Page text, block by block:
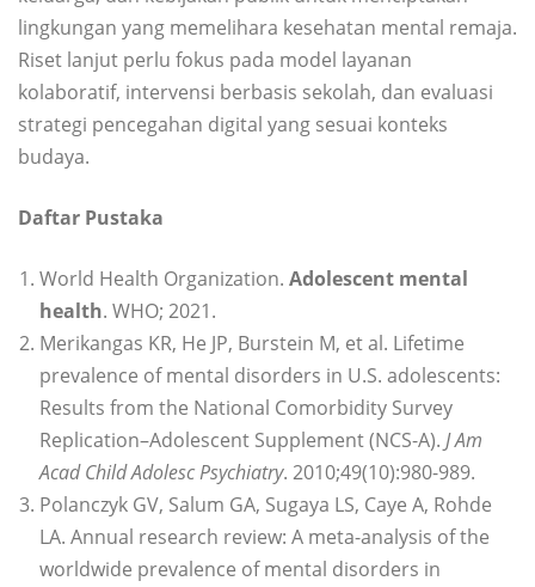
lingkungan yang memelihara kesehatan mental remaja.
Riset lanjut perlu fokus pada model layanan
kolaboratif, intervensi berbasis sekolah, dan evaluasi
strategi pencegahan digital yang sesuai konteks
budaya.
Daftar Pustaka
World Health Organization. Adolescent mental
health. WHO; 2021.
Merikangas KR, He JP, Burstein M, et al. Lifetime
prevalence of mental disorders in U.S. adolescents:
Results from the National Comorbidity Survey
Replication–Adolescent Supplement (NCS-A). J Am
Acad Child Adolesc Psychiatry. 2010;49(10):980-989.
Polanczyk GV, Salum GA, Sugaya LS, Caye A, Rohde
LA. Annual research review: A meta-analysis of the
worldwide prevalence of mental disorders in